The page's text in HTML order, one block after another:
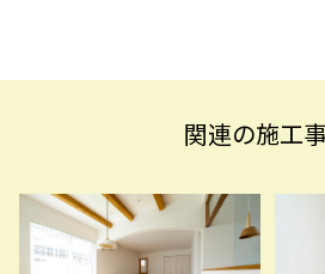
関連の施工